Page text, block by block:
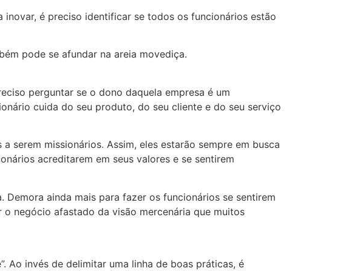
inovar, é preciso identificar se todos os funcionários estão
pode se afundar na areia movediça.
perguntar se o dono daquela empresa é um
cuida do seu produto, do seu cliente e do seu serviço
serem missionários. Assim, eles estarão sempre em busca
acreditarem em seus valores e se sentirem
ainda mais para fazer os funcionários se sentirem
negócio afastado da visão mercenária que muitos
Ao invés de delimitar uma linha de boas práticas, é